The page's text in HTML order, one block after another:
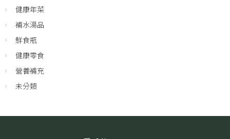
健康年菜
補水湯品
鮮食瓶
健康零食
營養補充
未分類